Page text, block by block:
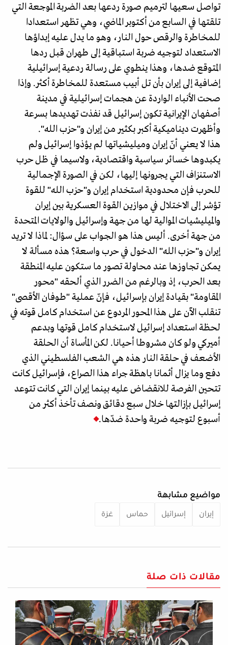
تواصل سعيها لترميم صورة ردعها بعد الضربة الموجعة التي
تلقتها في السابع من أكتوبر الماضي، وهي تظهر استعدادا
للمخاطرة والرقص حول النار، وهو ما يدل عليه إبداؤها
الاستعداد لتوجيه ضربة استباقية إلى طهران قبل ردها
المتوقع ضدها، وهذا ينطوي على رسالة ردعية إسرائيلية
إضافية إلى إيران بأن تل أبيب مستعدة للمخاطرة أكثر. وإذا
صحت الأنباء الواردة عن هجمات إسرائيلية في مدينة
أصفهان الإيرانية تكون إسرائيل قد نفذت تهديدها بسرعة
وأظهرت ديناميكية أكبر بكثير من إيران و"حزب الله".
هذا لا يعني أنّ إيران وميليشياتها لم يؤذوا إسرائيل ولم
يكبدوها خسائر سياسية واقتصادية، ولاسيما في ظل حرب
الاستنزاف التي يجرونها إليها، لكن في الصورة الإجمالية
للحرب فإن محدودية استخدام إيران و"حزب الله" للقوة
تؤشر إلى الاختلال في موازين القوة العسكرية بين إيران
والميليشيات الموالية لها من جهة وإسرائيل والولايات المتحدة
من جهة أخرى. أليس هذا هو الجواب على سؤال: لماذا لا تريد
إيران و"حزب الله" الدخول في حرب واسعة؟ هذه مسألة لا
يمكن تجاوزها عند محاولة تصور ما ستكون عليه المنطقة
بعد الحرب، إذ وبالرغم من الضرر الذي ألحقه "محور
المقاومة" بقيادة إيران بإسرائيل، فإنّ عملية "طوفان الأقصى"
تنقلب الآن على هذا المحور المردوع عن استخدام كامل قوته في
لحظة استعداد إسرائيل لاستخدام كامل قوتها وبدعم
أميركي ولو كان مشروطا أحيانا. لكن المأساة أن الحلقة
الأضعف في حلقة النار هذه هي الشعب الفلسطيني الذي
دفع وما يزال أثمانا باهظة جراء هذا الصراع، فإسرائيل كانت
تتحين الفرصة للانقضاض عليه بينما إيران التي كانت تتوعد
إسرائيل بإزالتها خلال سبع دقائق ونصف تأخذ أكثر من
أسبوع لتوجيه ضربة واحدة ضدّها.
مواضيع مشابهة
إيران إسرائيل حماس غزة
مقالات ذات صلة